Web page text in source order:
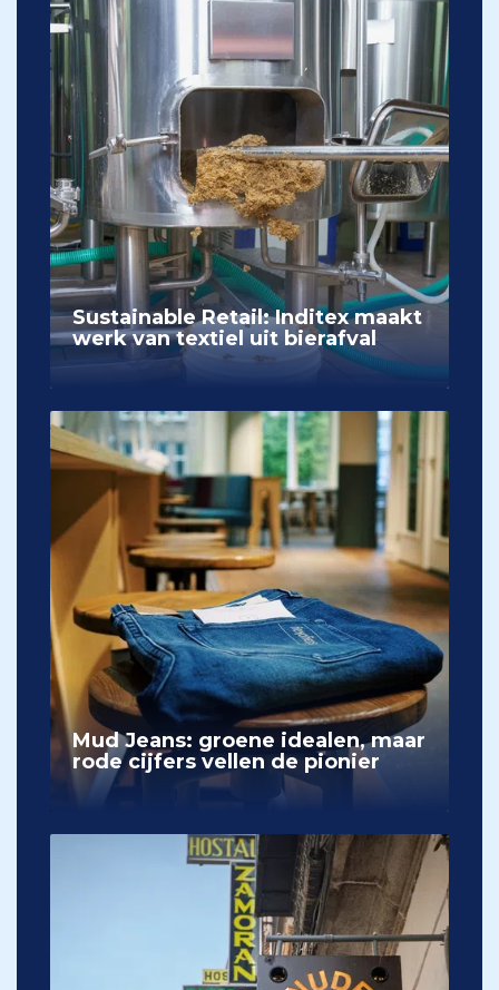
Sustainable Retail: Inditex maakt
werk van textiel uit bierafval
Mud Jeans: groene idealen, maar
rode cijfers vellen de pionier